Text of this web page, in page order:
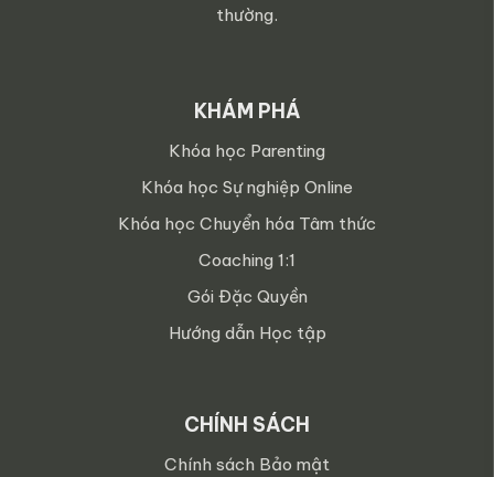
thường.
KHÁM PHÁ
Khóa học Parenting
Khóa học Sự nghiệp Online
Khóa học Chuyển hóa Tâm thức
Coaching 1:1
Gói Đặc Quyền
Hướng dẫn Học tập
CHÍNH SÁCH
Chính sách Bảo mật